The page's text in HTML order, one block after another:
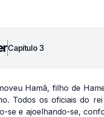
Capítulo 3
Hamã, filho de
Todos os oficiais do
se e ajoelhando-se,